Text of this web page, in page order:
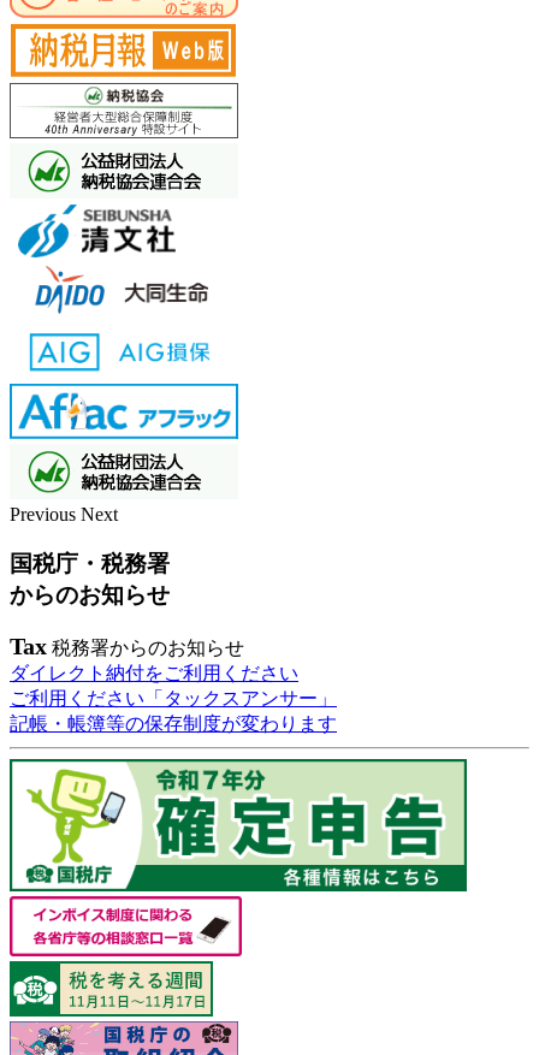
Previous Next
国税庁・税務署
からのお知らせ
Tax 税務署からのお知らせ
ダイレクト納付をご利用ください
ご利用ください「タックスアンサー」
記帳・帳簿等の保存制度が変わります